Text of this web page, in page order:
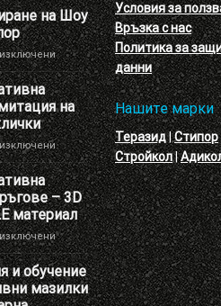
на Шоу
за
Ново
брандиране
на
Шоу
РУМ
Адиколор
на
за
Нова
декоративна
мазилка
с
имитация
на
перлени
тухлички
– 3D
материал
за
Нова
декоративна
мазилка
–
и обучение
мазилки
Условия за
Връзка с нас
Политика за
данни
Нашите марки
Теразид|Стипор
Стройкол|